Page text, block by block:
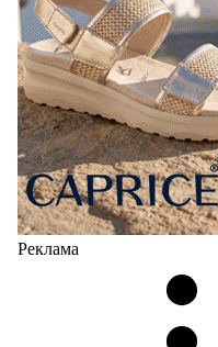
Реклама